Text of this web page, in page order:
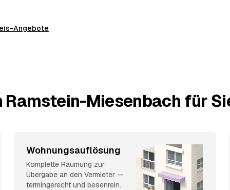
Angebote
Ramstein-Miesenbach für
Wohnungsauflösung
Komplette Räumung zur
Übergabe an den Vermieter —
termingerecht und besenrein.